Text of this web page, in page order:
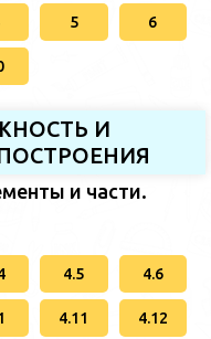
5 6
И
и части.
4.5 4.6
4.11 4.12